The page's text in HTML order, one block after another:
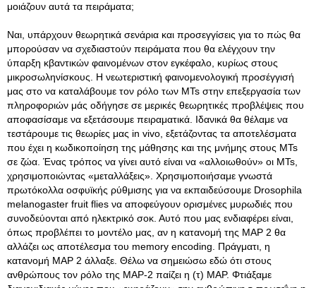
μοιάζουν αυτά τα πειράματα;
Ναι, υπάρχουν θεωρητικά σενάρια και προσεγγίσεις για το πώς θα
μπορούσαν να σχεδιαστούν πειράματα που θα ελέγχουν την
ύπαρξη κβαντικών φαινομένων στον εγκέφαλο, κυρίως στους
μικροσωληνίσκους. Η νεωτεριστική φαινομενολογική προσέγγισή
μας στο να καταλάβουμε τον ρόλο των MTs στην επεξεργασία των
πληροφοριών μάς οδήγησε σε μερικές θεωρητικές προβλέψεις που
αποφασίσαμε να εξετάσουμε πειραματικά. Ιδανικά θα θέλαμε να
τεστάρουμε τις θεωρίες μας in vivo, εξετάζοντας τα αποτελέσματα
που έχει η κωδικοποίηση της μάθησης και της μνήμης στους MTs
σε ζώα. Ένας τρόπος να γίνει αυτό είναι να «αλλοιωθούν» οι MTs,
χρησιμοποιώντας «μεταλλάξεις». Χρησιμοποιήσαμε γνωστά
πρωτόκολλα οσφυϊκής ρύθμισης για να εκπαιδεύσουμε Drosophila
melanogaster fruit flies να αποφεύγουν ορισμένες μυρωδιές που
συνοδεύονται από ηλεκτρικό σοκ. Αυτό που μας ενδιαφέρει είναι,
όπως προβλέπει το μοντέλο μας, αν η κατανομή της MAP 2 θα
αλλάζει ως αποτέλεσμα του memory encoding. Πράγματι, η
κατανομή MAP 2 άλλαξε. Θέλω να σημειώσω εδώ ότι στους
ανθρώπους τον ρόλο της MAP-2 παίζει η (τ) MAP. Φτιάξαμε